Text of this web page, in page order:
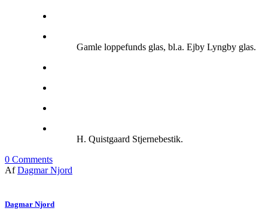
Gamle loppefunds glas, bl.a. Ejby Lyngby glas.
H. Quistgaard Stjernebestik.
0 Comments
Af Dagmar Njord
Dagmar Njord